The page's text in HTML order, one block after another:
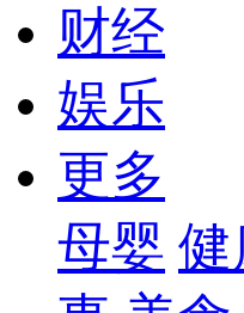
财经
娱乐
更多
母婴 健